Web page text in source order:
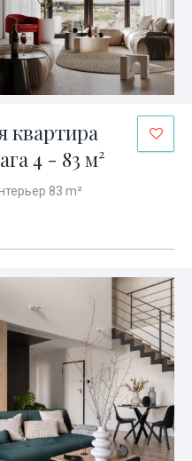
квартира
4 - 83 м²
83 m²